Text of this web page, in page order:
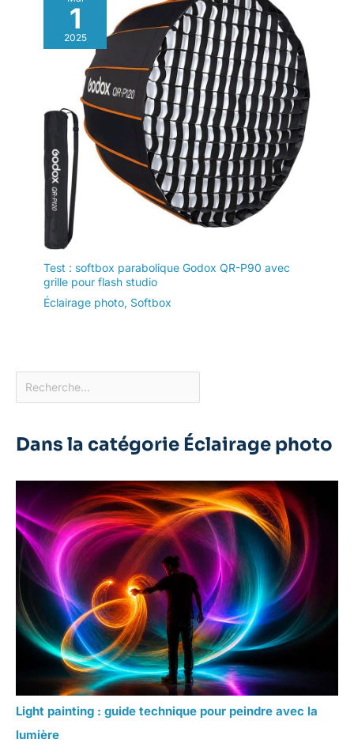
1
2025
Test : softbox parabolique Godox QR-P90 avec
grille pour flash studio
Éclairage photo, Softbox
Dans la catégorie Éclairage photo
Light painting : guide technique pour peindre avec la
lumière